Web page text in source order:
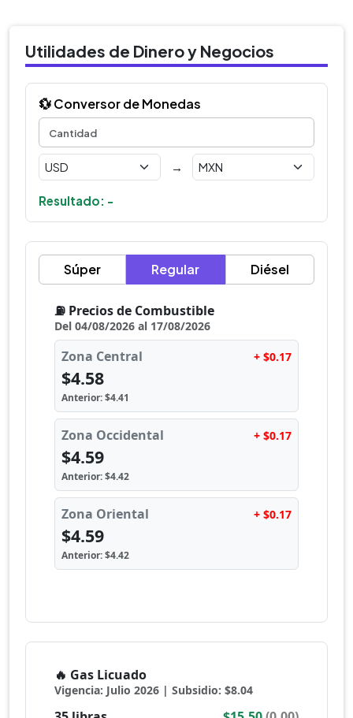
Utilidades de Dinero y Negocios
💱 Conversor de Monedas
→
Resultado: -
Súper Regular Diésel